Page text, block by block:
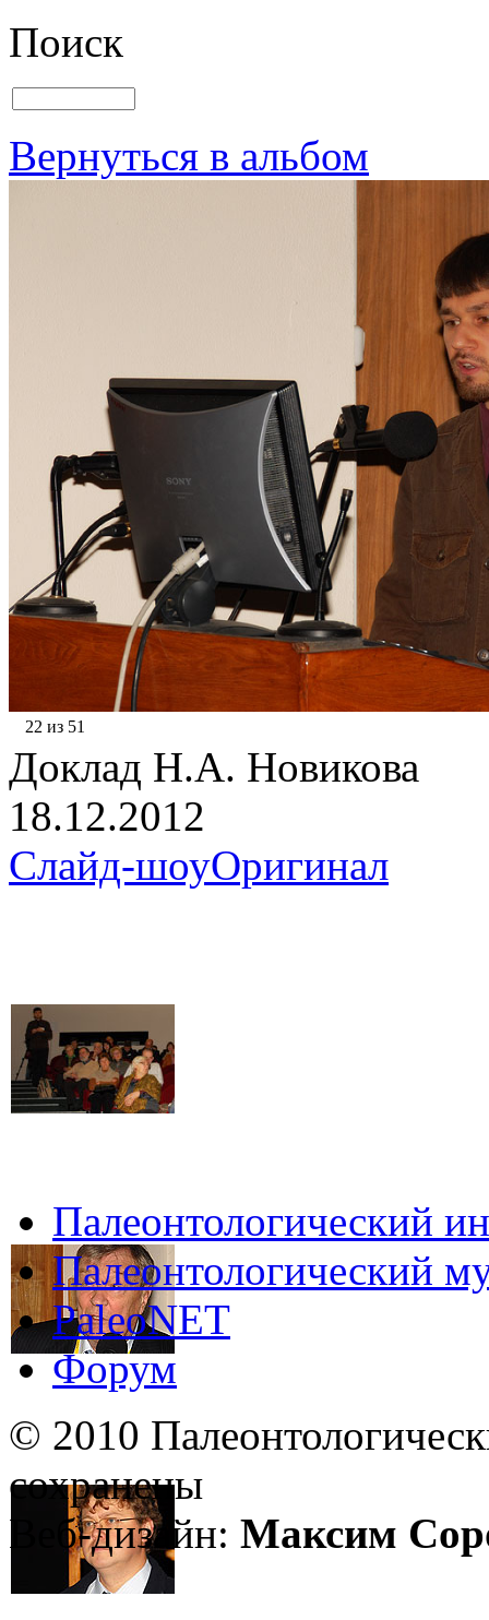
Поиск
Вернуться в альбом
22 из 51
Доклад Н.А. Новикова
18.12.2012
Слайд-шоуОригинал
Палеонтологический
Палеонтологический
PaleoNET
Форум
© 2010
сохранены
Веб-дизайн: Максим